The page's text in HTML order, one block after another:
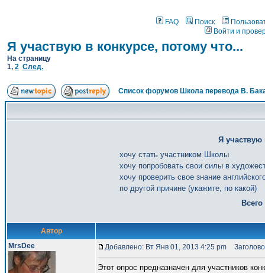
FAQ Поиск
Войти и
Я участвую в конкурсе, потому что...
На страницу
1, 2 След.
Список форумов Школа перевода В.
Я участвую
хочу стать участником Школы
хочу попробовать свои силы в
хочу проверить свое знание
по другой причине (укажите, по какой)
Автор
MrsDee
Добавлено: Вт Янв 01, 2013 4:25 pm
Этот опрос предназначен для участников